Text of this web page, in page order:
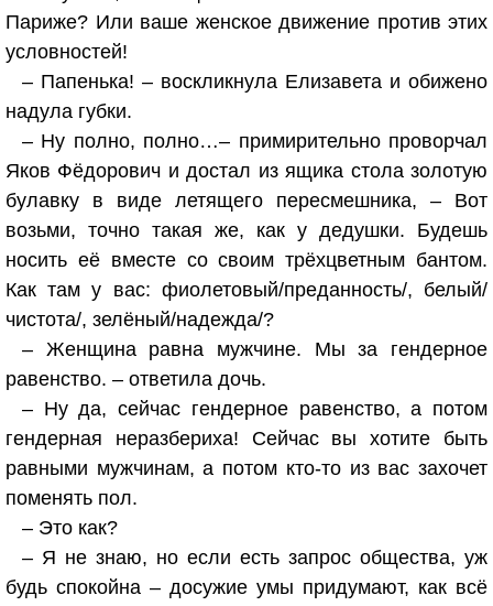
Париже? Или ваше женское движение против этих
условностей!
– Папенька! – воскликнула Елизавета и обижено
надула губки.
– Ну полно, полно…– примирительно проворчал
Яков Фёдорович и достал из ящика стола золотую
булавку в виде летящего пересмешника, – Вот
возьми, точно такая же, как у дедушки. Будешь
носить её вместе со своим трёхцветным бантом.
Как там у вас: фиолетовый/преданность/, белый/
чистота/, зелёный/надежда/?
– Женщина равна мужчине. Мы за гендерное
равенство. – ответила дочь.
– Ну да, сейчас гендерное равенство, а потом
гендерная неразбериха! Сейчас вы хотите быть
равными мужчинам, а потом кто-то из вас захочет
поменять пол.
– Это как?
– Я не знаю, но если есть запрос общества, уж
будь спокойна – досужие умы придумают, как всё